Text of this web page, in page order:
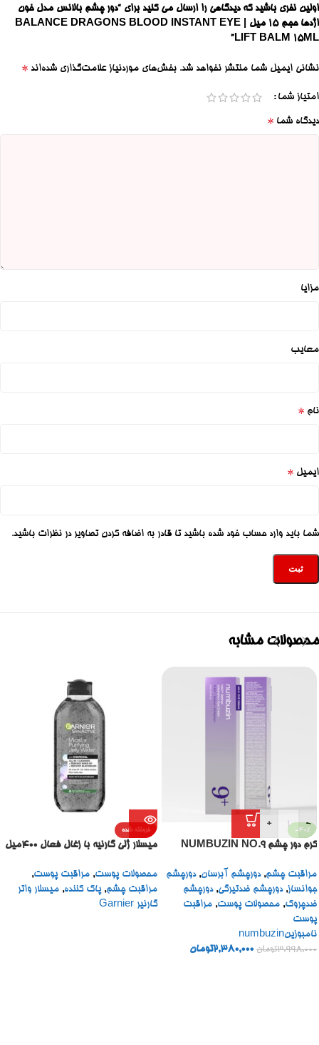
اولین نفری باشید که دیدگاهی را ارسال می کنید برای “دور چشم بالانس مدل خون
اژدها حجم ۱۵ میل | BALANCE DRAGONS BLOOD INSTANT EYE
LIFT BALM 15ML”
نشانی ایمیل شما منتشر نخواهد شد. بخش‌های موردنیاز علامت‌گذاری شده‌اند *
امتیاز شما
دیدگاه شما *
مزایا
معایب
نام *
ایمیل *
شما باید وارد حساب خود شده باشید تا قادر به اضافه کردن تصاویر در نظرات باشید.
محصولات مشابه
-40%
-
+
کرم دور چشم NUMBUZIN NO.9
مراقبت چشم, دورچشم آبرسان, دورچشم
جوانساز, دورچشم ضدتیرگی, دورچشم
ضدچروک, محصولات پوست, مراقبت
پوست
نامبوزینnumbuzin
3,998,000تومان 2,380,000تومان
فروخته شده
میسلار ژلی گارنیه با زغال فعال 400میل
محصولات پوست, مراقبت پوست,
مراقبت چشم, پاک کننده, میسلار واتر
گارنیر Garnier